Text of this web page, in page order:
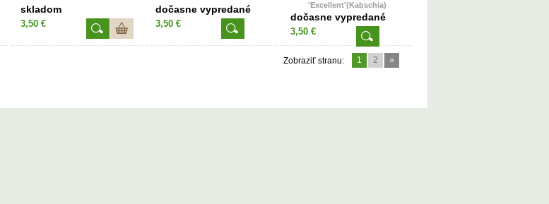
skladom
3,50 €
dočasne vypredané
3,50 €
'Excellent'(Kabschia)
dočasne vypredané
3,50 €
Zobraziť stranu: 1 2 »